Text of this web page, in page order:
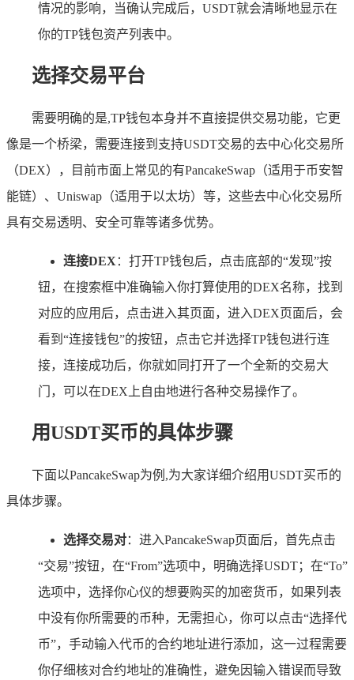
情况的影响，当确认完成后，USDT就会清晰地显示在
你的TP钱包资产列表中。
选择交易平台
需要明确的是,TP钱包本身并不直接提供交易功能，它更
像是一个桥梁，需要连接到支持USDT交易的去中心化交易所
（DEX），目前市面上常见的有PancakeSwap（适用于币安智
能链）、Uniswap（适用于以太坊）等，这些去中心化交易所
具有交易透明、安全可靠等诸多优势。
连接DEX ：打开TP钱包后，点击底部的“发现”按
钮，在搜索框中准确输入你打算使用的DEX名称，找到
对应的应用后，点击进入其页面，进入DEX页面后，会
看到“连接钱包”的按钮，点击它并选择TP钱包进行连
接，连接成功后，你就如同打开了一个全新的交易大
门，可以在DEX上自由地进行各种交易操作了。
用USDT买币的具体步骤
下面以PancakeSwap为例,为大家详细介绍用USDT买币的
具体步骤。
选择交易对：进入PancakeSwap页面后，首先点击
“交易”按钮，在“From”选项中，明确选择USDT；在“To”
选项中，选择你心仪的想要购买的加密货币，如果列表
中没有你所需要的币种，无需担心，你可以点击“选择代
币”，手动输入代币的合约地址进行添加，这一过程需要
你仔细核对合约地址的准确性，避免因输入错误而导致